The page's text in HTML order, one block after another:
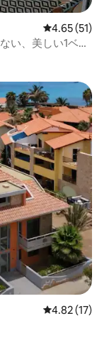
レビュー51
4.65 (51)
い、美しい1ベッ
レビュー17
4.82 (17)